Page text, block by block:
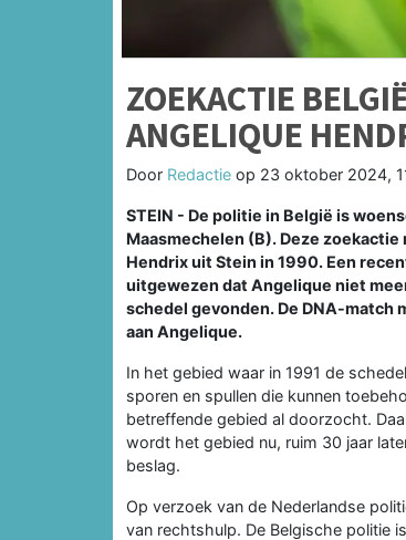
ZOEKACTIE
ANGELIQUE
Door Redactie op 23 oktober 2024,
STEIN - De politie in België is
Maasmechelen (B). Deze
Hendrix uit Stein in 1990. Een
uitgewezen dat Angelique niet
schedel gevonden. De DNA-match
aan Angelique.
In het gebied waar in 1991 de
sporen en spullen die kunnen
betreffende gebied al doorzocht.
wordt het gebied nu, ruim 30 jaar
beslag.
Op verzoek van de Nederlandse
van rechtshulp. De Belgische politie